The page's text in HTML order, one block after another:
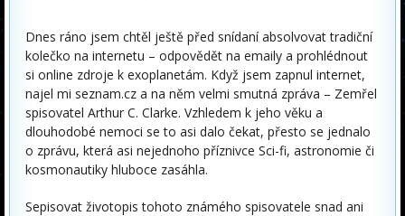
Dnes ráno jsem chtěl ještě před snídaní absolvovat tradiční
kolečko na internetu – odpovědět na emaily a prohlédnout
si online zdroje k exoplanetám. Když jsem zapnul internet,
najel mi seznam.cz a na něm velmi smutná zpráva – Zemřel
spisovatel Arthur C. Clarke. Vzhledem k jeho věku a
dlouhodobé nemoci se to asi dalo čekat, přesto se jednalo
o zprávu, která asi nejednoho příznivce Sci-fi, astronomie či
kosmonautiky hluboce zasáhla.
Sepisovat životopis tohoto známého spisovatele snad ani